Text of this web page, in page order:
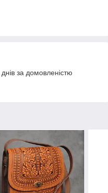
за домовленістю